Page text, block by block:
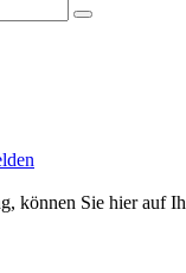
können Sie hier auf